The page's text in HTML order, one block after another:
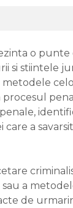
o
si stiintele
procesul
care a
a
de